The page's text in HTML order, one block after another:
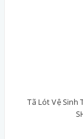
Tã Lót Vệ Sinh